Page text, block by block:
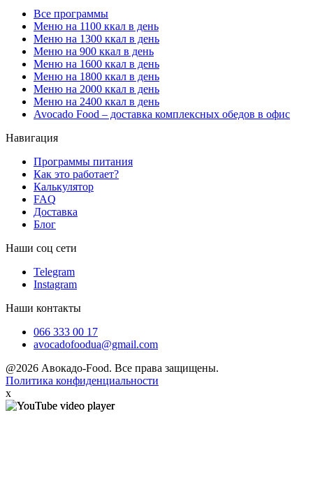
Все программы
Меню на 1100 ккал в день
Меню на 1300 ккал в день
Меню на 900 ккал в день
Меню на 1600 ккал в день
Меню на 1800 ккал в день
Меню на 2000 ккал в день
Меню на 2400 ккал в день
Avocado Food – доставка комплексных обедов в офис
Навигация
Программы питания
Как это работает?
Калькулятор
FAQ
Доставка
Блог
Наши соц сети
Telegram
Instagram
Наши контакты
066 333 00 17
avocadofoodua@gmail.com
@2026 Авокадо-Food. Все права защищены.
Политика конфиденциальности
x